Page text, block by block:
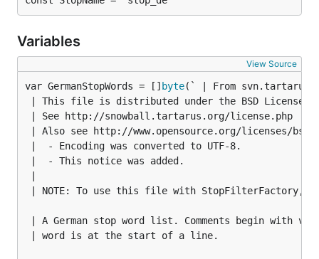
Variables
View Source
var GermanStopWords = [] byte
| This file is distributed under the BSD License.
| See http://snowball.tartarus.org/license.php
| Also see http://www.opensource.org/licenses/
|  - Encoding was converted to UTF-8.
|  - This notice was added.
| NOTE: To use this file with StopFilterFactory,
| A German stop word list. Comments begin with
| word is at the start of a line.